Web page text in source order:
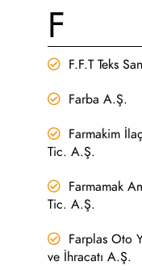
F
F.F.T Teks
Farba A.Ş.
Farmakim
Tic. A.Ş.
Farmamak
Tic. A.Ş.
Farplas Oto
ve İhracatı A.Ş.